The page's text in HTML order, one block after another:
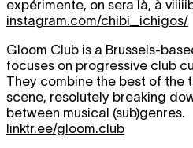
expérimente, on sera là, à
instagram.com/chibi_ichigos/
Gloom Club is a Brussels-
focuses on progressive club
They combine the best of the
scene, resolutely breaking
between musical (sub)genres.
linktr.ee/gloom.club